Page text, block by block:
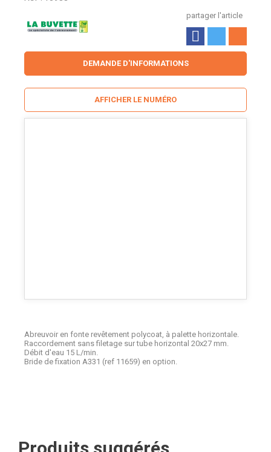
partager l'article
Abreuvoir en fonte revêtement polycoat, à palette horizontale.
Raccordement sans filetage sur tube horizontal 20x27 mm.
Débit d'eau 15 L/min.
Bride de fixation A331 (ref 11659) en option.
DEMANDE D'INFORMATIONS
AFFICHER LE NUMÉRO